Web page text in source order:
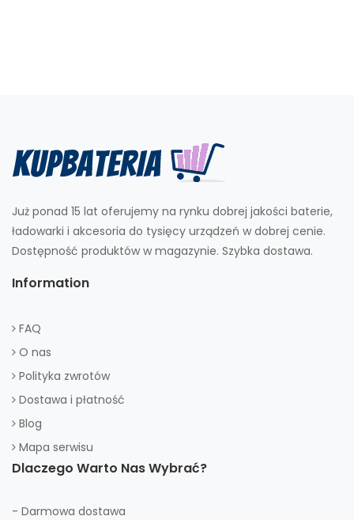
Już ponad 15 lat oferujemy na rynku dobrej jakości baterie,
ładowarki i akcesoria do tysięcy urządzeń w dobrej cenie.
Dostępność produktów w magazynie. Szybka dostawa.
Information
FAQ
O nas
Polityka zwrotów
Dostawa i płatność
Blog
Mapa serwisu
Dlaczego Warto Nas Wybrać?
- Darmowa dostawa